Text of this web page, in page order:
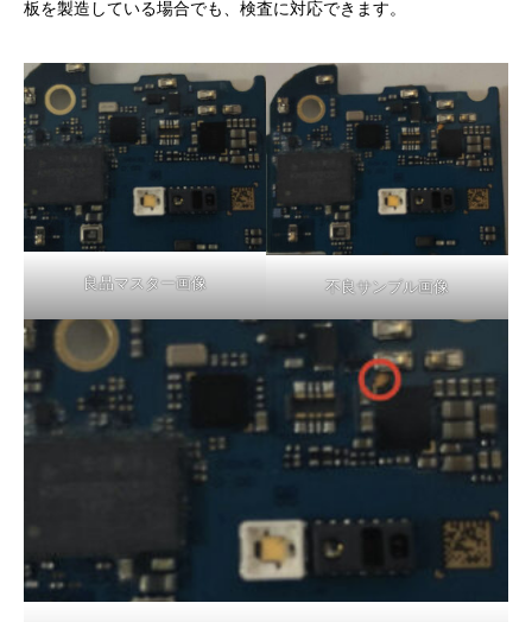
板を製造している場合でも、検査に対応できます。
良品マスター画像 不良サンプル画像